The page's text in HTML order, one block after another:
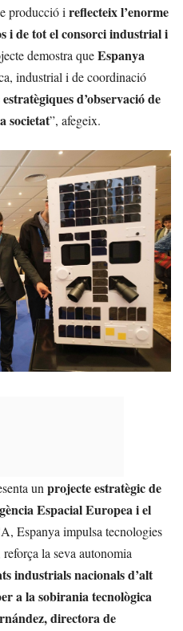
producció i reflecteix l’enorme
i de tot el consorci industrial i
demostra queEspanya
industrial i de coordinació
d’observació de
societat”, afegeix.
un projecte estratègic de
Espacial Europea i el
Espanya impulsa tecnologies
la seva autonomia
industrials nacionals d’alt
a la sobirania tecnològica
directora de